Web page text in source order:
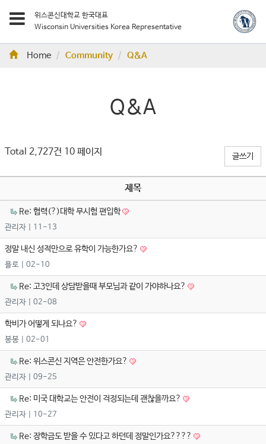
위스콘신대학교 한국대표
Wisconsin Universities Korea Representative
Home Community Q&A
Q&A
Total 2,727건 10 페이지 글쓰기
제목
Re: 협력(?)대학 무시험 편입학
관리자 | 11-13
정말 내신 성적만으로 유학이 가능한가요?
욜로 | 02-10
Re: 고3인데 상담받을때 부모님과 같이 가야하나요?
관리자 | 02-08
학비가 어떻게 되나요?
봉봉 | 02-01
Re: 위스콘신 지역은 안전한가요?
관리자 | 09-25
Re: 미국 대학교는 안전이 걱정되는데 괜찮을까요?
관리자 | 10-27
Re: 장학금도 받을 수 있다고 하던데 정말인가요????